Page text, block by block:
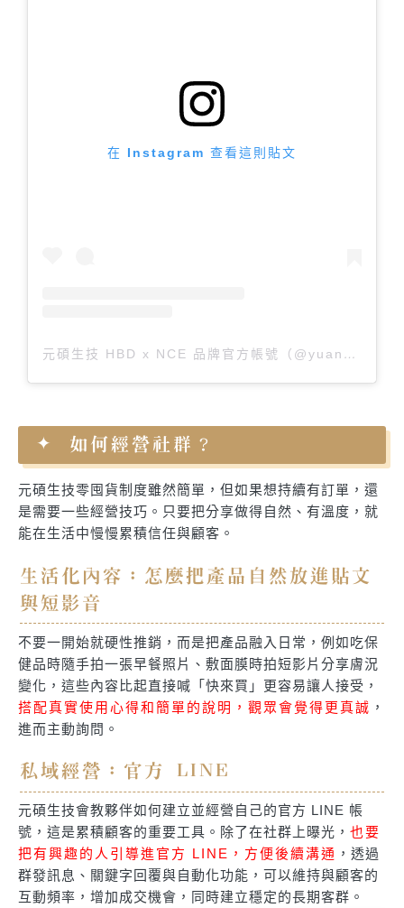
在 Instagram 查看這則貼文
元碩生技 HBD x NCE 品牌官方帳號（@yuanshuo.care）分享的貼文
如何經營社群？
元碩生技零囤貨制度雖然簡單，但如果想持續有訂單，還
是需要一些經營技巧。只要把分享做得自然、有溫度，就
能在生活中慢慢累積信任與顧客。
生活化內容：怎麼把產品自然放進貼文
與短影音
不要一開始就硬性推銷，而是把產品融入日常，例如吃保
健品時隨手拍一張早餐照片、敷面膜時拍短影片分享膚況
變化，這些內容比起直接喊「快來買」更容易讓人接受，
搭配真實使用心得和簡單的說明，觀眾會覺得更真誠 ，
進而主動詢問。
私域經營：官方 LINE
元碩生技會教夥伴如何建立並經營自己的官方 LINE 帳
號，這是累積顧客的重要工具。除了在社群上曝光， 也要
把有興趣的人引導進官方 LINE，方便後續溝通 ，透過
群發訊息、關鍵字回覆與自動化功能，可以維持與顧客的
互動頻率，增加成交機會，同時建立穩定的長期客群。